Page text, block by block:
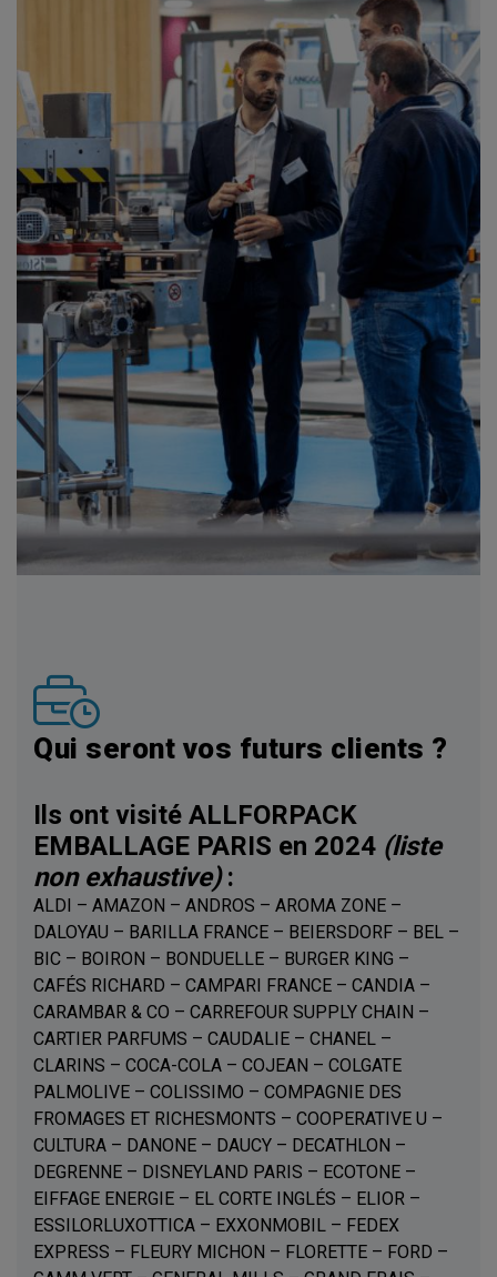
Qui seront vos futurs clients ?
Ils ont visité ALLFORPACK
EMBALLAGE PARIS en 2024 (liste
non exhaustive):
ALDI – AMAZON – ANDROS – AROMA ZONE –
DALOYAU – BARILLA FRANCE – BEIERSDORF – BEL –
BIC – BOIRON – BONDUELLE – BURGER KING –
CAFÉS RICHARD – CAMPARI FRANCE – CANDIA –
CARAMBAR & CO – CARREFOUR SUPPLY CHAIN –
CARTIER PARFUMS – CAUDALIE – CHANEL –
CLARINS – COCA-COLA – COJEAN – COLGATE
PALMOLIVE – COLISSIMO – COMPAGNIE DES
FROMAGES ET RICHESMONTS – COOPERATIVE U –
CULTURA – DANONE – DAUCY – DECATHLON –
DEGRENNE – DISNEYLAND PARIS – ECOTONE –
EIFFAGE ENERGIE – EL CORTE INGLÉS – ELIOR –
ESSILORLUXOTTICA – EXXONMOBIL – FEDEX
EXPRESS – FLEURY MICHON – FLORETTE – FORD –